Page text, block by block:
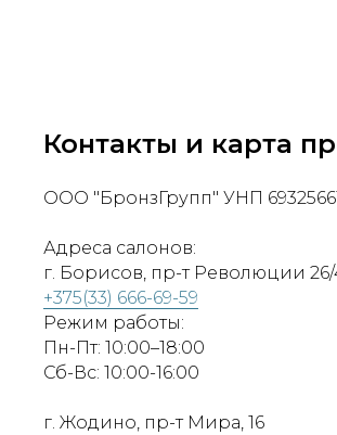
Контакты и карта
ООО "БронзГрупп" УНП
Адреса салонов:
г. Борисов, пр-т Революции
+375(33) 666-69-59
Режим работы:
Пн-Пт: 10:00–18:00
Сб-Вс: 10:00-16:00
г. Жодино, пр-т Мира, 16